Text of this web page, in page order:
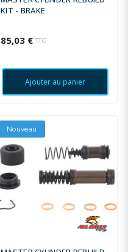
KIT - BRAKE
85,03 € TTC
Ajouter au panier
Nouveau